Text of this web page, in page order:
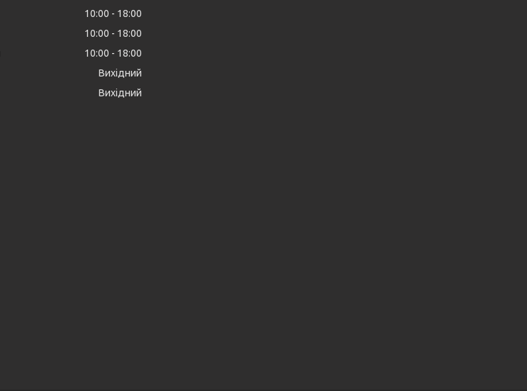
10:00
18:00
10:00
18:00
10:00
18:00
Вихідний
Вихідний